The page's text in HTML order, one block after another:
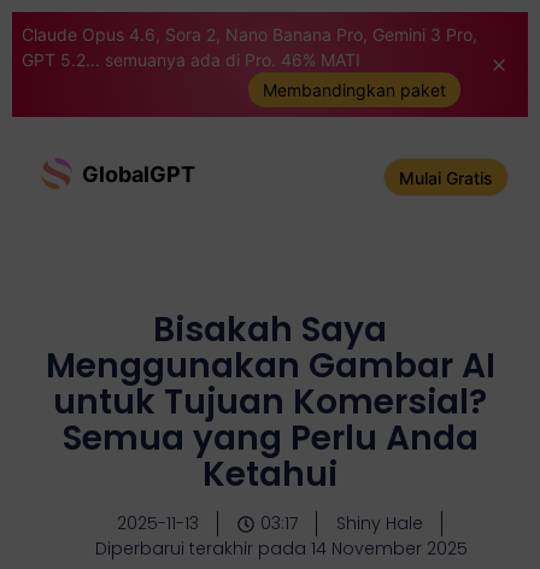
Claude Opus 4.6, Sora 2, Nano Banana Pro, Gemini 3 Pro,
GPT 5.2... semuanya ada di Pro. 46% MATI
Membandingkan paket
GlobalGPT Mulai Gratis
Bisakah Saya
Menggunakan Gambar AI
untuk Tujuan Komersial?
Semua yang Perlu Anda
Ketahui
2025-11-13 03:17
Shiny Hale
Diperbarui terakhir pada 14 November 2025